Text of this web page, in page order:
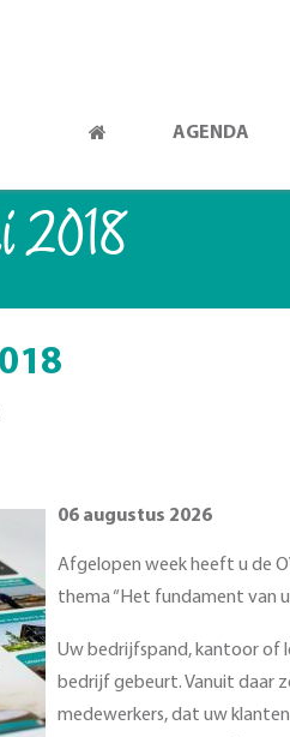
AGENDA
2018
06 augustus 2026
Afgelopen week heeft u de
thema “Het fundament van
Uw bedrijfspand, kantoor of
bedrijf gebeurt. Vanuit daar
medewerkers, dat uw